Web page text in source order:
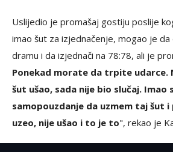
Uslijedio je promašaj gostiju poslije
imao šut za izjednačenje, mogao je
dramu i da izjednači na 78:78, ali je
Ponekad morate da trpite udarce.
šut ušao, sada nije bio slučaj. Imao
samopouzdanje da uzmem taj šut
uzeo, nije ušao i to je to", rekao je